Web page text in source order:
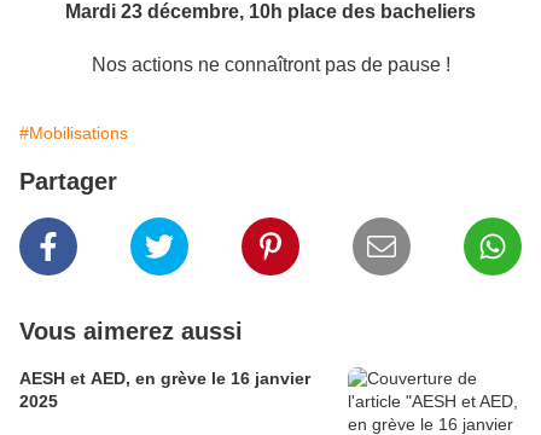
Mardi 23 décembre, 10h place des bacheliers
Nos actions ne connaîtront pas de pause !
#Mobilisations
Partager
Vous aimerez aussi
AESH et AED, en grève le 16 janvier
2025